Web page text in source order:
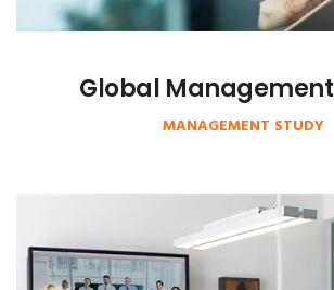
Global
MANAGEMENT STUDY